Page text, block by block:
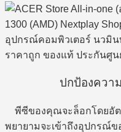
ปกป้องควา
พีซีของคุณจะล็อกโดยอั
พยายามจะเข้าถึงอุปกรณ์ข